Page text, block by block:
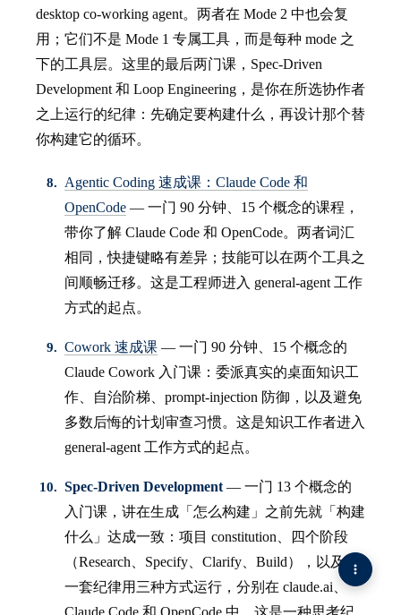
desktop co-working agent。两者在 Mode 2 中也会复
用；它们不是 Mode 1 专属工具，而是每种 mode 之
下的工具层。这里的最后两门课，Spec-Driven
Development 和 Loop Engineering，是你在所选协作者
之上运行的纪律：先确定要构建什么，再设计那个替
你构建它的循环。
Agentic Coding 速成课：Claude Code 和
OpenCode — 一门 90 分钟、15 个概念的课程，
带你了解 Claude Code 和 OpenCode。两者词汇
相同，快捷键略有差异；技能可以在两个工具之
间顺畅迁移。这是工程师进入 general-agent 工作
方式的起点。
Cowork 速成课 — 一门 90 分钟、15 个概念的
Claude Cowork 入门课：委派真实的桌面知识工
作、自治阶梯、prompt-injection 防御，以及避免
多数后悔的计划审查习惯。这是知识工作者进入
general-agent 工作方式的起点。
Spec-Driven Development— 一门 13 个概念的
入门课，讲在生成「怎么构建」之前先就「构建
什么」达成一致：项目 constitution、四个阶段
（Research、Specify、Clarify、Build），以及同
一套纪律用三种方式运行，分别在 claude.ai、